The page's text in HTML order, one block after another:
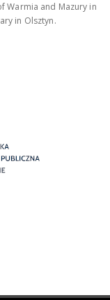
Warmia and Mazury in
in Olsztyn.